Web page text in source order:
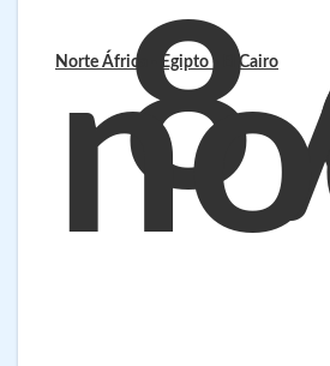
VUELOS A SHARM
Norte África - Egipto- El Cairo
8